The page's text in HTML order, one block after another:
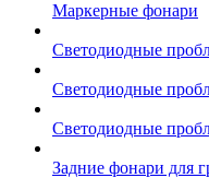
Маркерные фонари
Светодиодные
Светодиодные
Светодиодные
Задние фонари для